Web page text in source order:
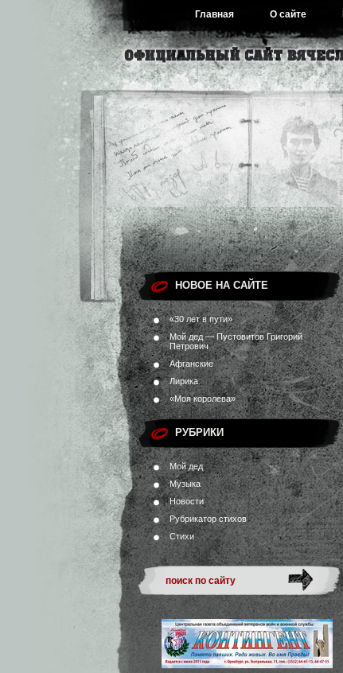
Главная О сайте
НОВОЕ НА САЙТЕ
«30 лет в пути»
Мой дед — Пустовитов Григорий
Петрович
Афганские
Лирика
«Моя королева»
РУБРИКИ
Мой дед
Музыка
Новости
Рубрикатор стихов
Стихи